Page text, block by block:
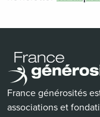
France générosités
associations et